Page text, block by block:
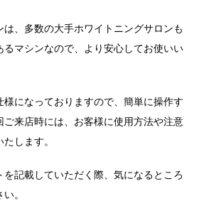
、多数の大手ホワイトニングサロンも
マシンなので、より安心してお使いい
様になっておりますので、簡単に操作す
ご来店時には、お客様に使用方法や注意
します。
記載していただく際、気になるところ
。